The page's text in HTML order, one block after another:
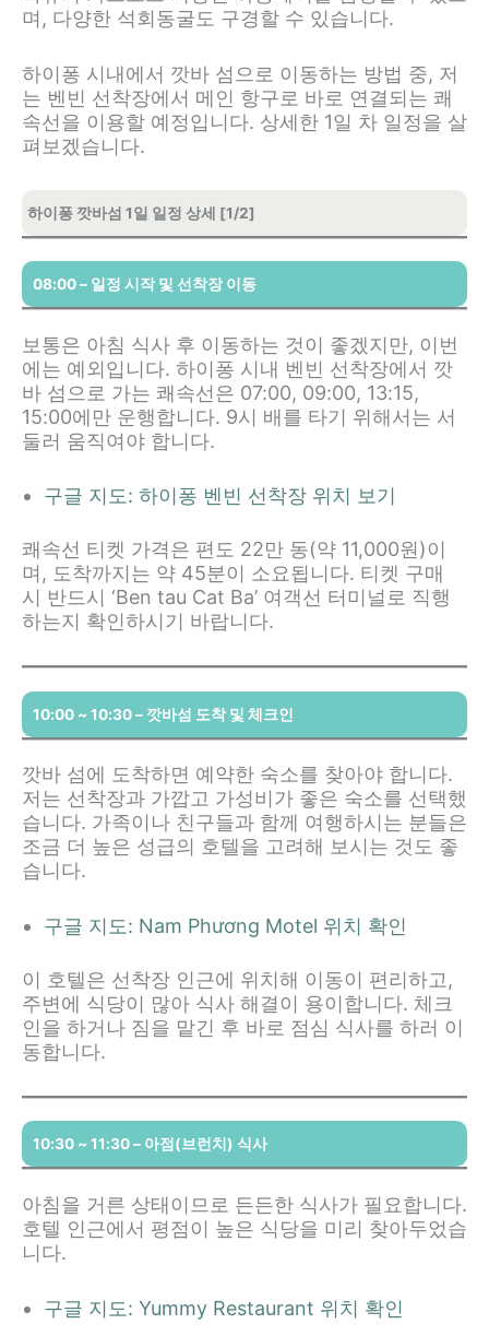
며, 다양한 석회동굴도 구경할 수 있습니다.
하이퐁 시내에서 깟바 섬으로 이동하는 방법 중, 저
는 벤빈 선착장에서 메인 항구로 바로 연결되는 쾌
속선을 이용할 예정입니다. 상세한 1일 차 일정을 살
펴보겠습니다.
하이퐁 깟바섬 1일 일정 상세 [1/2]
08:00 – 일정 시작 및 선착장 이동
보통은 아침 식사 후 이동하는 것이 좋겠지만, 이번
에는 예외입니다. 하이퐁 시내 벤빈 선착장에서 깟
바 섬으로 가는 쾌속선은 07:00, 09:00, 13:15,
15:00에만 운행합니다. 9시 배를 타기 위해서는 서
둘러 움직여야 합니다.
구글 지도: 하이퐁 벤빈 선착장 위치 보기
쾌속선 티켓 가격은 편도 22만 동(약 11,000원)이
며, 도착까지는 약 45분이 소요됩니다. 티켓 구매
시 반드시 ‘Ben tau Cat Ba’ 여객선 터미널로 직행
하는지 확인하시기 바랍니다.
10:00 ~ 10:30 – 깟바섬 도착 및 체크인
깟바 섬에 도착하면 예약한 숙소를 찾아야 합니다.
저는 선착장과 가깝고 가성비가 좋은 숙소를 선택했
습니다. 가족이나 친구들과 함께 여행하시는 분들은
조금 더 높은 성급의 호텔을 고려해 보시는 것도 좋
습니다.
구글 지도: Nam Phương Motel 위치 확인
이 호텔은 선착장 인근에 위치해 이동이 편리하고,
주변에 식당이 많아 식사 해결이 용이합니다. 체크
인을 하거나 짐을 맡긴 후 바로 점심 식사를 하러 이
동합니다.
10:30 ~ 11:30 – 아점(브런치) 식사
아침을 거른 상태이므로 든든한 식사가 필요합니다.
호텔 인근에서 평점이 높은 식당을 미리 찾아두었습
니다.
구글 지도: Yummy Restaurant 위치 확인